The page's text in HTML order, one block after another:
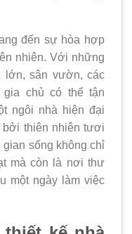
đến sự hòa hợp
nhiên. Với những
lớn, sân vườn, các
chủ có thể tận
ngôi nhà hiện đại
bởi thiên nhiên tươi
sống không chỉ
mà còn là nơi thư
một ngày làm việc